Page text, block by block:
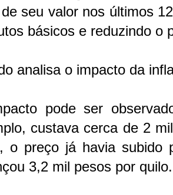
seu valor nos últimos
básicos e reduzindo o
analisa o impacto da
pode ser
custava cerca de 2
o preço já havia subido
3,2 mil pesos por quilo.